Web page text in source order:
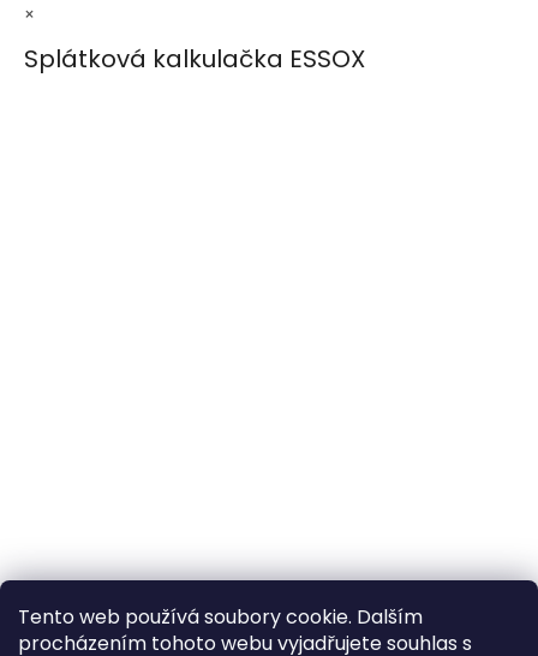
Tento web používá soubory cookie. Dalším
procházením tohoto webu vyjadřujete souhlas s
×
Splátková kalkulačka ESSOX